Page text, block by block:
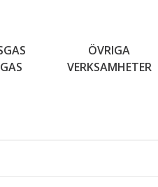
ÖVRIGA
VERKSAMHETER